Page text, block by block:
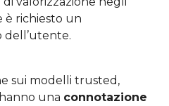
è richiesto un
dell’utente.
sui modelli trusted,
una connotazione